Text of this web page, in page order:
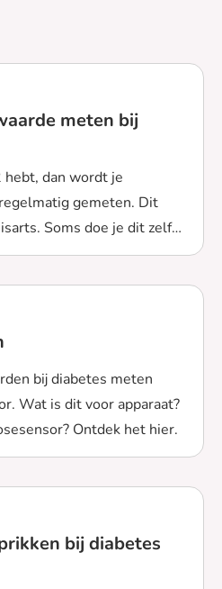
meten bij
dan wordt je
gemeten. Dit
Soms doe je dit zelf
letten?
meten bij
bij diabetes meten
Wat is dit voor apparaat?
Ontdek het hier.
bij diabetes